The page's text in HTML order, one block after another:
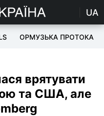
UA
ОРМУЗЬКА ПРОТОКА
врятувати
та США, але